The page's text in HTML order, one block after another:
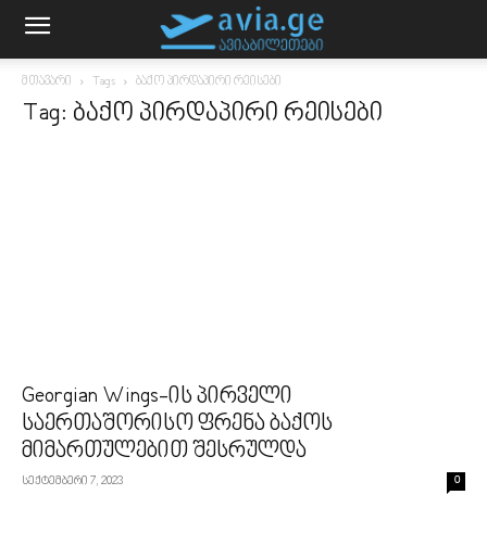
მთავარი Tags ბაქო პირდაპირი რეისები
Tag: ბაქო პირდაპირი რეისები
Georgian Wings-ის პირველი
საერთაშორისო ფრენა ბაქოს
მიმართულებით შესრულდა
სექტემბერი 7, 2023 0